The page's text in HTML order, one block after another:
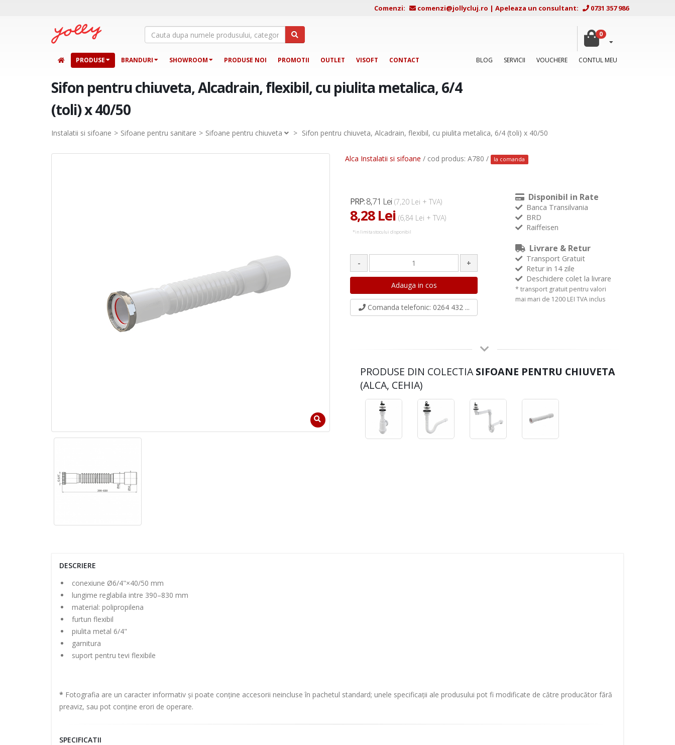
Comenzi: comenzi@jollycluj.ro | Apeleaza un consultant: 0731 357 986
0
PRODUSE BRANDURI SHOWROOM PRODUSE NOI PROMOTII OUTLET VISOFT CONTACT BLOG SERVICII VOUCHERE CONTUL MEU
Sifon pentru chiuveta, Alcadrain, flexibil, cu piulita metalica, 6/4
(toli) x 40/50
Instalatii si sifoane Sifoane pentru sanitare Sifoane pentru chiuveta > Sifon pentru chiuveta, Alcadrain, flexibil, cu piulita metalica, 6/4 (toli) x 40/50
Alca Instalatii si sifoane / cod produs: A780 / la comanda
PRP:8,71 Lei (7,20 Lei + TVA)
8,28 Lei (6,84 Lei + TVA)
*in limita stocului disponibil
- +
Comanda telefonic: 0264 432 ...
Disponibil in Rate
Banca Transilvania
BRD
Raiffeisen
Livrare & Retur
Transport Gratuit
Retur in 14 zile
Deschidere colet la livrare
* transport gratuit pentru valori
mai mari de 1200 LEI TVA inclus
PRODUSE DIN COLECTIASIFOANE PENTRU CHIUVETA
(ALCA, CEHIA)
DESCRIERE
conexiune Ø6/4"×40/50 mm
lungime reglabila intre 390–830 mm
material: polipropilena
furtun flexibil
piulita metal 6/4"
garnitura
suport pentru tevi flexibile
* Fotografia are un caracter informativ și poate conține accesorii neincluse în pachetul standard; unele specificații ale produsului pot fi modificate de către producător fără
preaviz, sau pot conține erori de operare.
SPECIFICATII